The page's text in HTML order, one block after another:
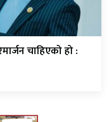
चाहिएको हो :